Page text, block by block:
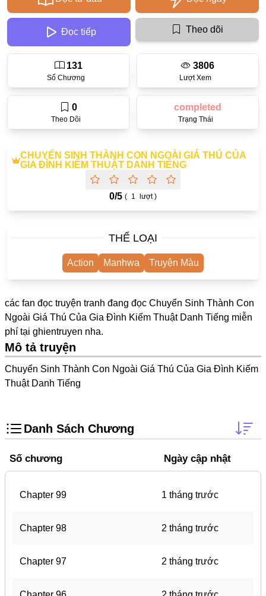
#Ngược Tâm
Gender Bender
One Shot
Truyện Scan
Cưới Trước Yêu Sau
Trọng Sinh
Thanh Xuân Vườn Trường
Shounen Ai
#Trâu Già Gặm Cỏ Non
Smut
Anime
Detective
Trinh Thám
CHUYỂN SINH THÀNH CON NGOÀI GIÁ THÚ CỦA
GIA ĐÌNH KIẾM THUẬT DANH TIẾNG
0/5 ( 1 lượt )
Số Chương
131
Lượt Xem
3806
Theo Dõi
0
Trạng Thái
completed
THỂ LOẠI
Action Manhwa Truyện Màu
Đọc tiếp Theo dõi
các fan đọc truyện tranh đang đọc Chuyển Sinh Thành Con
Ngoài Giá Thú Của Gia Đình Kiếm Thuật Danh Tiếng miễn
phí tại ghientruyen nha.
Mô tả truyện
Chuyển Sinh Thành Con Ngoài Giá Thú Của Gia Đình Kiếm
Thuật Danh Tiếng
Danh Sách Chương
Số chương Ngày cập nhật
Chapter 99 1 tháng trước
Chapter 98 2 tháng trước
Chapter 97 2 tháng trước